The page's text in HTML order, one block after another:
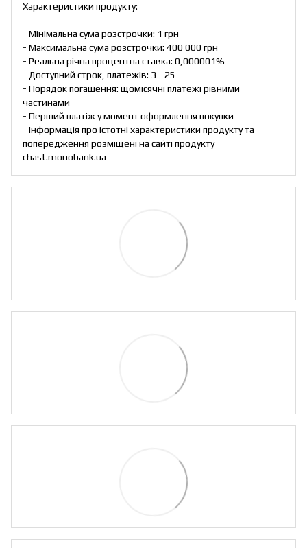
Характеристики продукту:
- Мінімальна сума розстрочки: 1 грн
- Максимальна сума розстрочки: 400 000 грн
- Реальна річна процентна ставка: 0,000001%
- Доступний строк, платежів: 3 - 25
- Порядок погашення: щомісячні платежі рівними
частинами
- Перший платіж у момент оформлення покупки
- Інформація про істотні характеристики продукту та
попередження розміщені на сайті продукту
chast.monobank.ua